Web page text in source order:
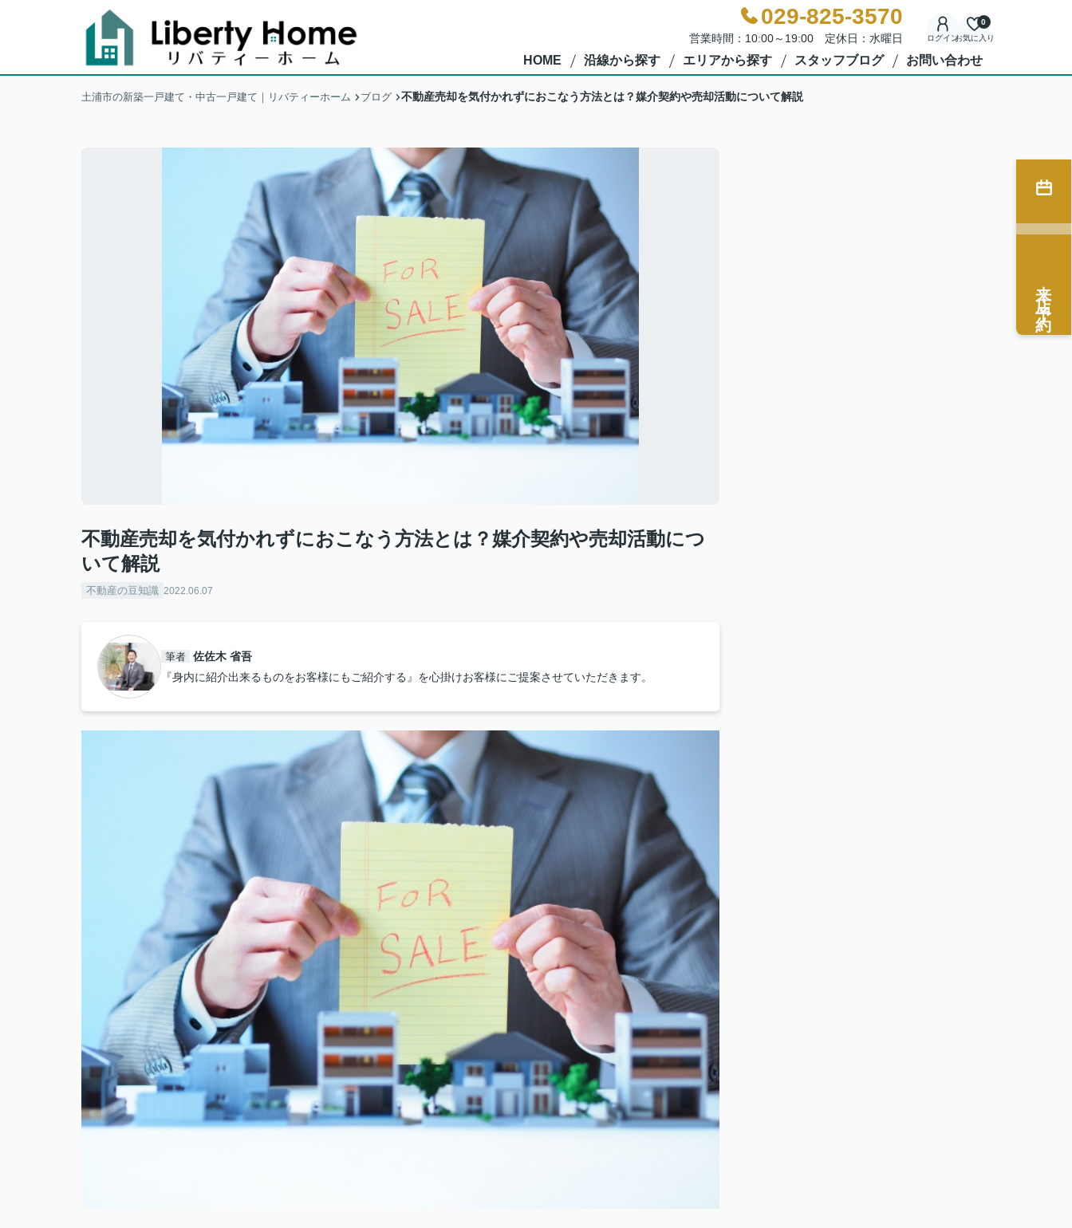
029-825-3570
営業時間：10:00～19:00 定休日：水曜日 ログインお気に入り
0
HOME 沿線から探す エリアから探す スタッフブログ お問い合わせ
土浦市の新築一戸建て・中古一戸建て｜リバティーホーム ブログ 不動産売却を気付かれずにおこなう方法とは？媒介契約や売却活動について解説
不動産売却を気付かれずにおこなう方法とは？媒介契約や売却活動につ
いて解説
不動産の豆知識 2022.06.07
筆者 佐佐木 省吾
『身内に紹介出来るものをお客様にもご紹介する』を心掛けお客様にご提案させていただきます。
来店予約